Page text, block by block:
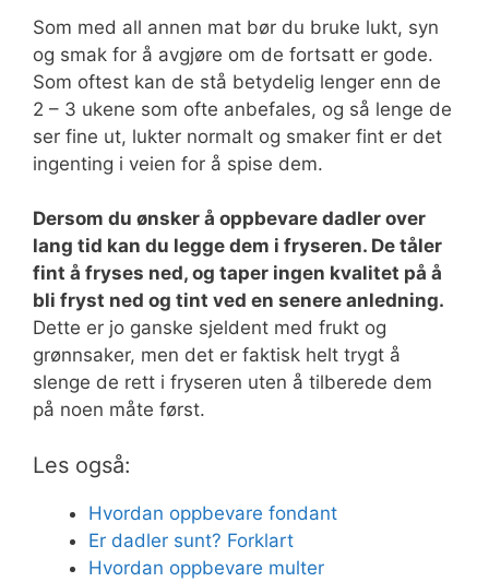
Som med all annen mat bør du bruke lukt, syn
og smak for å avgjøre om de fortsatt er gode.
Som oftest kan de stå betydelig lenger enn de
2 – 3 ukene som ofte anbefales, og så lenge de
ser fine ut, lukter normalt og smaker fint er det
ingenting i veien for å spise dem.
Dersom du ønsker å oppbevare dadler over
lang tid kan du legge dem i fryseren. De tåler
fint å fryses ned, og taper ingen kvalitet på å
bli fryst ned og tint ved en senere anledning.
Dette er jo ganske sjeldent med frukt og
grønnsaker, men det er faktisk helt trygt å
slenge de rett i fryseren uten å tilberede dem
på noen måte først.
Les også:
Hvordan oppbevare fondant
Er dadler sunt? Forklart
Hvordan oppbevare multer